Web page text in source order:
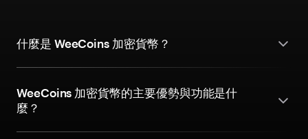
什麼是 WeeCoins 加密貨幣？
WeeCoins 加密貨幣的主要優勢與功能是什
麼？